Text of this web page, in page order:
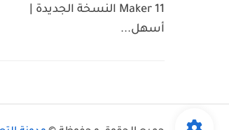
Maker 11 النسخة الجديدة |
أسهل...